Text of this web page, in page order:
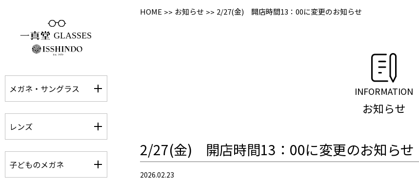
メガネ・サングラス
レンズ
子どものメガネ
HOME お知らせ 2/27(金) 開店時間13：00に変更のお知らせ
INFORMATION
お知らせ
2/27(金) 開店時間13：00に変更のお知らせ
2026.02.23